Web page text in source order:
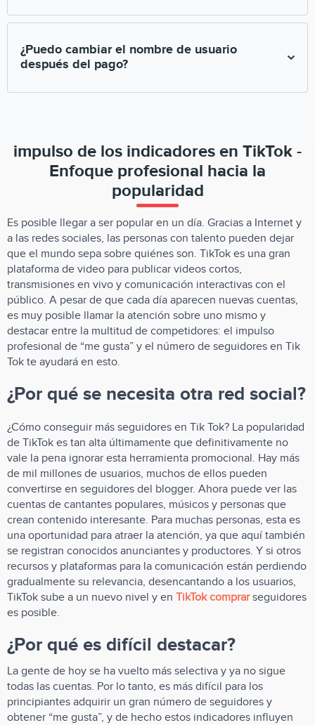
manera completa.
Sí, su cuenta debe estar abierta. La promoción de páginas
¿Puedo cambiar el nombre de usuario
después del pago?
impulso de los indicadores en TikTok -
Enfoque profesional hacia la
popularidad
Es posible llegar a ser popular en un día. Gracias a Internet y
a las redes sociales, las personas con talento pueden dejar
que el mundo sepa sobre quiénes son. TikTok es una gran
plataforma de video para publicar videos cortos,
transmisiones en vivo y comunicación interactivas con el
público. A pesar de que cada día aparecen nuevas cuentas,
es muy posible llamar la atención sobre uno mismo y
destacar entre la multitud de competidores: el impulso
profesional de “me gusta” y el número de seguidores en Tik
Tok te ayudará en esto.
¿Por qué se necesita otra red social?
¿Cómo conseguir más seguidores en Tik Tok? La popularidad
de TikTok es tan alta últimamente que definitivamente no
vale la pena ignorar esta herramienta promocional. Hay más
de mil millones de usuarios, muchos de ellos pueden
convertirse en seguidores del blogger. Ahora puede ver las
cuentas de cantantes populares, músicos y personas que
crean contenido interesante. Para muchas personas, esta es
una oportunidad para atraer la atención, ya que aquí también
se registran conocidos anunciantes y productores. Y si otros
recursos y plataformas para la comunicación están perdiendo
gradualmente su relevancia, desencantando a los usuarios,
TikTok sube a un nuevo nivel y en TikTok comprarseguidores
es posible.
¿Por qué es difícil destacar?
La gente de hoy se ha vuelto más selectiva y ya no sigue
todas las cuentas. Por lo tanto, es más difícil para los
principiantes adquirir un gran número de seguidores y
obtener “me gusta”, y de hecho estos indicadores influyen